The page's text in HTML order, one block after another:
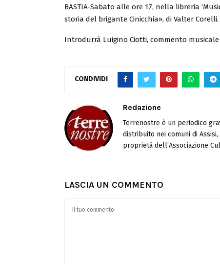
BASTIA-Sabato alle ore 17, nella libreria
storia del brigante Cinicchia», di Valter Corelli.
Introdurrà Luigino Ciotti, commento musicale
CONDIVIDI
Redazione
Terrenostre è un periodico
distribuito nei comuni di
proprietà dell’Associazione
LASCIA UN COMMENTO